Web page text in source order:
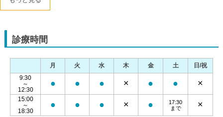
診療時間
月 火 水 木 金 土
日/祝
9:30
～
12:30
● ● ● × ● ● ×
15:00
～
18:30
● ● ● × ●
17:30
まで
×